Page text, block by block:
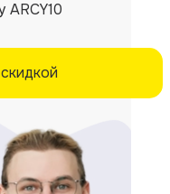
ARCY10